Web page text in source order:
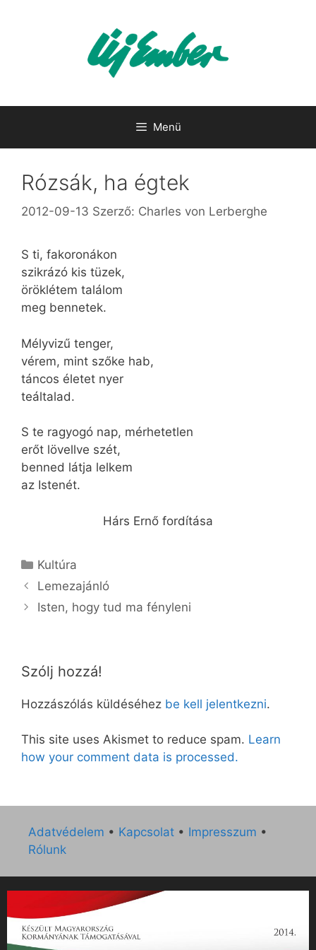
Menü
Rózsák, ha égtek
2012-09-13 Szerző: Charles von Lerberghe
S ti, fakoronákon
szikrázó kis tüzek,
öröklétem találom
meg bennetek.
Mélyvizű tenger,
vérem, mint szőke hab,
táncos életet nyer
teáltalad.
S te ragyogó nap, mérhetetlen
erőt lövellve szét,
benned látja lelkem
az Istenét.
Hárs Ernő fordítása
Kategória
Kultúra
Lemezajánló
Isten, hogy tud ma fényleni
Szólj hozzá!
Hozzászólás küldéséhez be kell jelentkezni.
This site uses Akismet to reduce spam. Learn
how your comment data is processed.
Adatvédelem • Kapcsolat • Impresszum •
Rólunk